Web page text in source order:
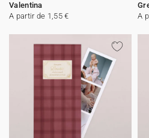
Valentina
A partir de 1,55 €
A